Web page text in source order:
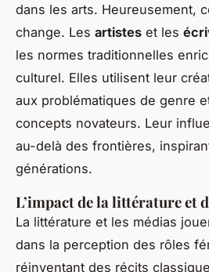
dans les arts. Heureusement,
change. Les artistes et les
les normes traditionnelles
culturel. Elles utilisent leur
aux problématiques de genre
concepts novateurs. Leur
au-delà des frontières,
générations.
L’impact de la littérature et
La littérature et les médias
dans la perception des rôles
réinventant des récits